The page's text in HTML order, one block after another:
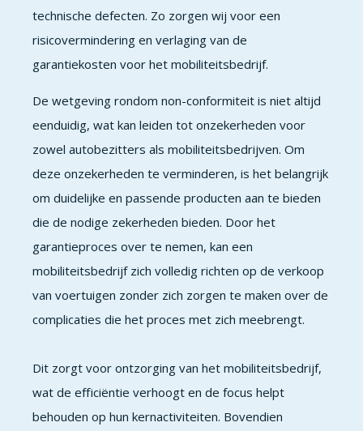
technische defecten. Zo zorgen wij voor een
risicovermindering en verlaging van de
garantiekosten voor het mobiliteitsbedrijf.
De wetgeving rondom non-conformiteit is niet altijd
eenduidig, wat kan leiden tot onzekerheden voor
zowel autobezitters als mobiliteitsbedrijven. Om
deze onzekerheden te verminderen, is het belangrijk
om duidelijke en passende producten aan te bieden
die de nodige zekerheden bieden. Door het
garantieproces over te nemen, kan een
mobiliteitsbedrijf zich volledig richten op de verkoop
van voertuigen zonder zich zorgen te maken over de
complicaties die het proces met zich meebrengt.
Dit zorgt voor ontzorging van het mobiliteitsbedrijf,
wat de efficiëntie verhoogt en de focus helpt
behouden op hun kernactiviteiten. Bovendien